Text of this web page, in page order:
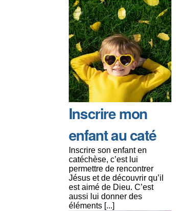
Inscrire mon
enfant au caté
Inscrire son enfant en
catéchèse, c’est lui
permettre de rencontrer
Jésus et de découvrir qu’il
est aimé de Dieu. C’est
aussi lui donner des
éléments [...]